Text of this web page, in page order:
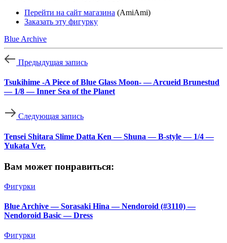
Перейти на сайт магазина (AmiAmi)
Заказать эту фигурку
Blue Archive
Предыдущая запись
Tsukihime -A Piece of Blue Glass Moon- — Arcueid Brunestud
— 1/8 — Inner Sea of the Planet
Следующая запись
Tensei Shitara Slime Datta Ken — Shuna — B-style — 1/4 —
Yukata Ver.
Вам может понравиться:
Фигурки
Blue Archive — Sorasaki Hina — Nendoroid (#3110) —
Nendoroid Basic — Dress
Фигурки